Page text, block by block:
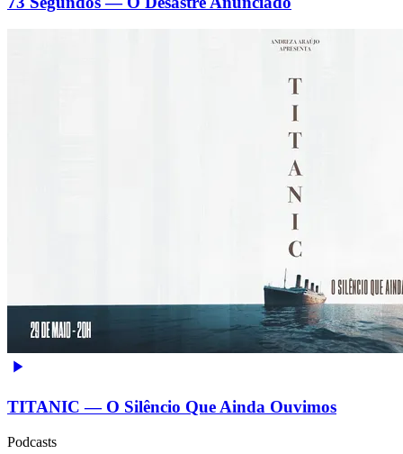
TITANIC — O Silêncio Que Ainda Ouvimos
Podcasts